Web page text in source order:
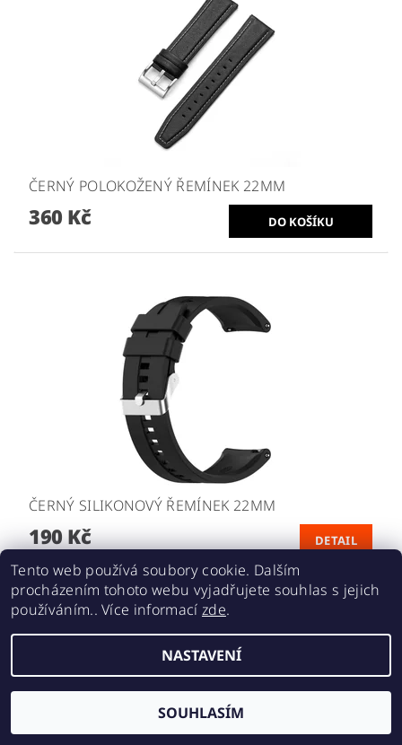
ČERNÝ POLOKOŽENÝ ŘEMÍNEK 22MM
360 Kč
ČERNÝ SILIKONOVÝ ŘEMÍNEK 22MM
190 Kč DETAIL
Tento web používá soubory cookie. Dalším
procházením tohoto webu vyjadřujete souhlas s jejich
používáním.. Více informací zde.
NASTAVENÍ
SOUHLASÍM